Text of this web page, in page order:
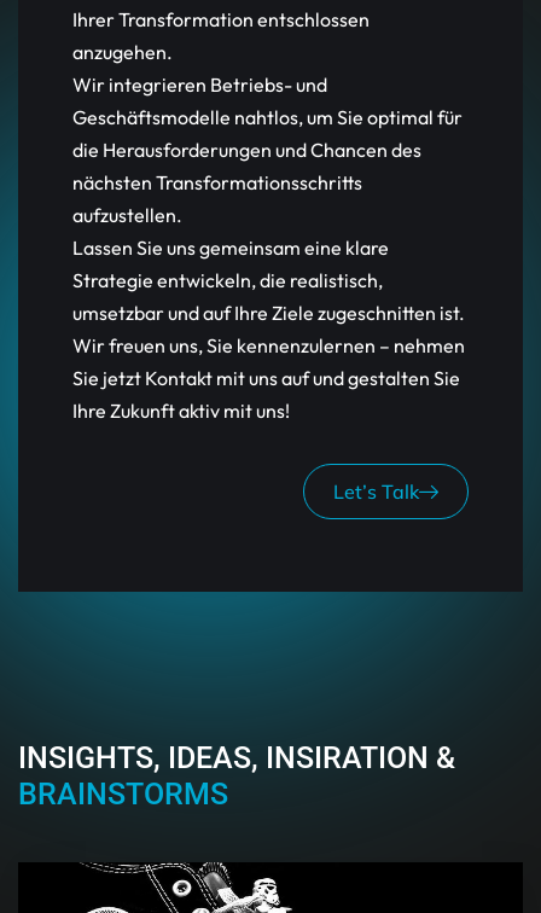
Ihrer Transformation entschlossen
anzugehen.
Wir integrieren Betriebs- und
Geschäftsmodelle nahtlos, um Sie optimal für
die Herausforderungen und Chancen des
nächsten Transformationsschritts
aufzustellen.
Lassen Sie uns gemeinsam eine klare
Strategie entwickeln, die realistisch,
umsetzbar und auf Ihre Ziele zugeschnitten ist.
Wir freuen uns, Sie kennenzulernen – nehmen
Sie jetzt Kontakt mit uns auf und gestalten Sie
Ihre Zukunft aktiv mit uns!
Let’s Talk
INSIGHTS, IDEAS, INSIRATION &
BRAINSTORMS